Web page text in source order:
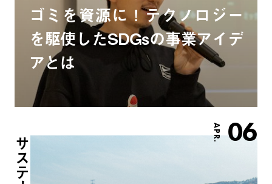
ゴミを資源に！テクノロジー
を駆使したSDGsの事業アイデ
アとは
APR. 06